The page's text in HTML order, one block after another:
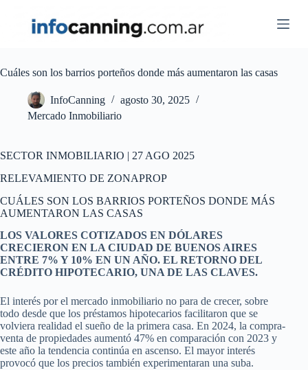
Cuáles son los barrios porteños donde más aumentaron las casas
InfoCanning
agosto 30, 2025
Mercado Inmobiliario
SECTOR INMOBILIARIO | 27 AGO 2025
RELEVAMIENTO DE ZONAPROP
CUÁLES SON LOS BARRIOS PORTEÑOS DONDE MÁS
AUMENTARON LAS CASAS
LOS VALORES COTIZADOS EN DÓLARES
CRECIERON EN LA CIUDAD DE BUENOS AIRES
ENTRE 7% Y 10% EN UN AÑO. EL RETORNO DEL
CRÉDITO HIPOTECARIO, UNA DE LAS CLAVES.
El interés por el mercado inmobiliario no para de crecer, sobre
todo desde que los préstamos hipotecarios facilitaron que se
volviera realidad el sueño de la primera casa. En 2024, la compra-
venta de propiedades aumentó 47% en comparación con 2023 y
este año la tendencia continúa en ascenso. El mayor interés
provocó que los precios también experimentaran una suba.